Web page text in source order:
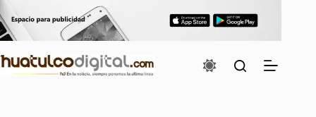
al
contenido